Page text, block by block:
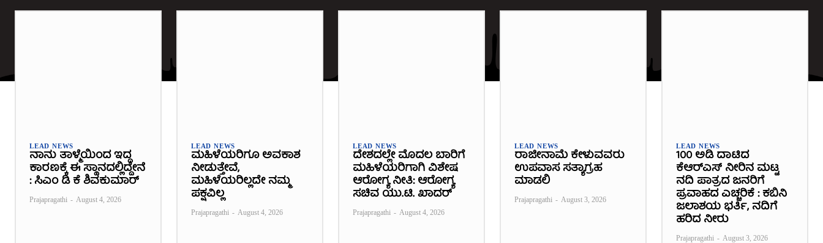
LEAD NEWS
ನಾನು ತಾಳ್ಮೆಯಿಂದ ಇದ್ದ
ಕಾರಣಕ್ಕೆ ಈ ಸ್ಥಾನದಲ್ಲಿದ್ದೇನೆ
: ಸಿಎಂ ಡಿ ಕೆ ಶಿವಕುಮಾರ್
Prajapragathi - August 4, 2026
LEAD NEWS
ಮಹಿಳೆಯರಿಗೂ ಅವಕಾಶ
ನೀಡುತ್ತೇವೆ,
ಮಹಿಳೆಯರಿಲ್ಲದೇ ನಮ್ಮ
ಪಕ್ಷವಿಲ್ಲ
Prajapragathi - August 4, 2026
LEAD NEWS
ದೇಶದಲ್ಲೇ ಮೊದಲ ಬಾರಿಗೆ
ಮಹಿಳೆಯರಿಗಾಗಿ ವಿಶೇಷ
ಆರೋಗ್ಯ ನೀತಿ: ಆರೋಗ್ಯ
ಸಚಿವ ಯು.ಟಿ. ಖಾದರ್
Prajapragathi - August 4, 2026
LEAD NEWS
ರಾಜೀನಾಮೆ ಕೇಳುವವರು
ಉಪವಾಸ ಸತ್ಯಾಗ್ರಹ
ಮಾಡಲಿ
Prajapragathi - August 3, 2026
LEAD NEWS
100 ಅಡಿ ದಾಟಿದ
ಕೆಆರ್‌ಎಸ್ ನೀರಿನ ಮಟ್ಟ
ನದಿ ಪಾತ್ರದ ಜನರಿಗೆ
ಪ್ರವಾಹದ ಎಚ್ಚರಿಕೆ : ಕಬಿನಿ
ಜಲಾಶಯ ಭರ್ತಿ, ನದಿಗೆ
ಹರಿದ ನೀರು
Prajapragathi - August 3, 2026